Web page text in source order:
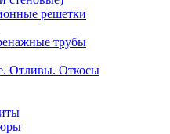
решетки
трубы
Отливы. Откосы